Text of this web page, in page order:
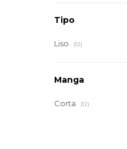
Tipo
Liso (12)
Manga
Corta (12)